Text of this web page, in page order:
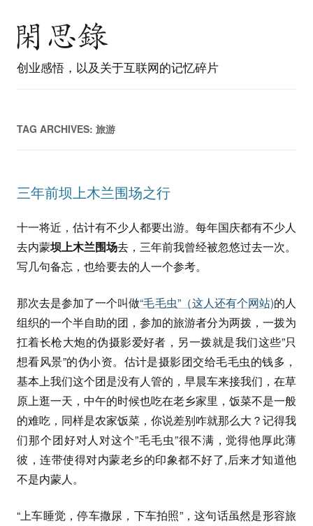
创业感悟，以及关于互联网的记忆碎片
TAG ARCHIVES: 旅游
三年前坝上木兰围场之行
十一将近，估计有不少人都要出游。每年国庆都有不少人
去内蒙坝上木兰围场去，三年前我曾经被忽悠过去一次。
写几句备忘，也给要去的人一个参考。
那次去是参加了一个叫做“毛毛虫”（这人还有个网站)的人
组织的一个半自助的团，参加的旅游者分为两拨，一拨为
扛着长枪大炮的伪摄影爱好者，另一拨就是我们这些”只
想看风景”的伪小资。估计是摄影团交给毛毛虫的钱多，
基本上我们这个团是没有人管的，早晨车来接我们，在草
原上逛一天，中午的时候也吃在老乡家里，饭菜不是一般
的难吃，同样是农家饭菜，你说差别咋就那么大？记得我
们那个团好对人对这个”毛毛虫”很不满，觉得他厚此薄
彼，连带使得对内蒙老乡的印象都不好了,后来才知道他
不是内蒙人。
“上车睡觉，停车撒尿，下车拍照”，这句话虽然是形容旅